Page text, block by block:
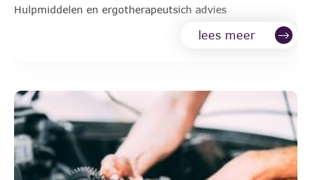
Hulpmiddelen en ergotherapeutsich advies
lees meer